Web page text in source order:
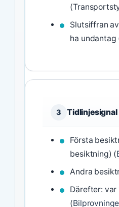
Slutsiffran
ha undantag
3 Tidlinjesignal
Första
besiktning) (
Andra
Därefter:
(